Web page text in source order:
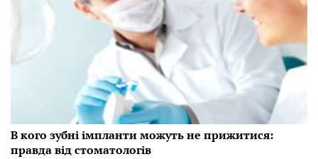
В кого зубні імпланти можуть не прижитися:
правда від стоматологів